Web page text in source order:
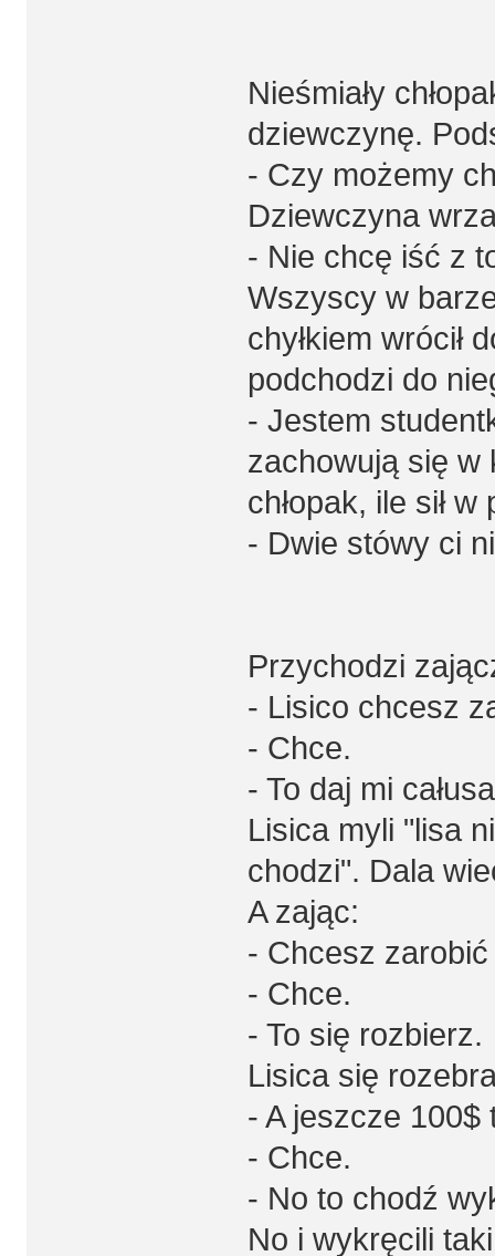
Nieśmiały
dziewczynę.
- Czy możemy
Dziewczyna
- Nie chcę iść z
Wszyscy w
chyłkiem wrócił
podchodzi do
- Jestem
zachowują się w
chłopak, ile sił w
- Dwie stówy ci
Przychodzi
- Lisico chcesz
- Chce.
- To daj mi
Lisica myli "lisa
chodzi". Dala
A zając:
- Chcesz
- Chce.
- To się rozbierz.
Lisica się
- A jeszcze 100$
- Chce.
- No to chodź
No i wykręcili